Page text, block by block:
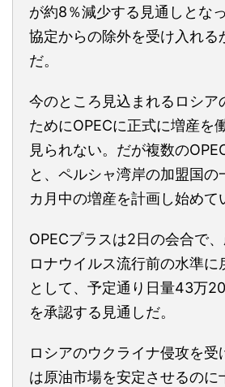
が約8％減少する見通しとな
協定からの除外を受け入れる
だ。
今のところ見込まれるロシア
ためにOPECに正式に増産を
見られない。だが複数の
と、ペルシャ湾岸の加盟国の
カ月中の増産を計画し始めて
OPECプラスは2日の会合で
ロナウイルス流行前の水準に
として、予定通り日量43万
を承認する見通しだ。
ロシアのウクライナ侵攻を受
は原油市場を安定させるのに